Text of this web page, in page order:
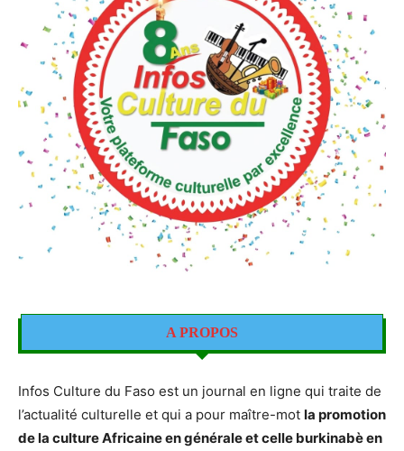
A PROPOS
Infos Culture du Faso est un journal en ligne qui traite de
l’actualité culturelle et qui a pour maître-mot la promotion
de la culture Africaine en générale et celle burkinabè en